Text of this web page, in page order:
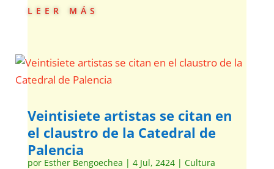
leer más
Veintisiete artistas se citan en
el claustro de la Catedral de
Palencia
por Esther Bengoechea | 4 Jul, 2424| Cultura